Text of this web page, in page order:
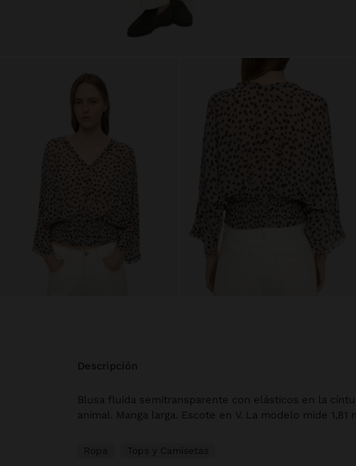
descripción
Blusa fluida semitransparente con elásticos en la
animal. Manga larga. Escote en V. La modelo mide 1,81
Ropa Tops y Camisetas